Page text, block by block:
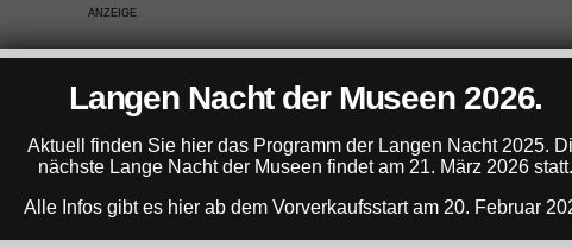
ANZEIGE
ANZEIGE
Langen Nacht der Museen 2026.
Aktuell finden Sie hier das Programm der Langen Nacht 2025.
nächste Lange Nacht der Museen findet am 21. März 2026 statt.
Alle Infos gibt es hier ab dem Vorverkaufsstart am 20. Februar